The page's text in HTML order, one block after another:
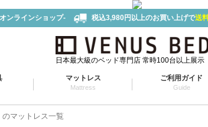
ンラインショップ- 税込3,980円以上のお買い上げで送
日本最大級のベッド専門店 常時100台以上展示
マットレス
Mattress
ご利用ガイド
Guide
マットレス一覧